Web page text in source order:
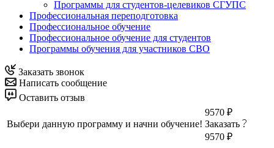
Программы для студентов-целевиков СГУПС
Профессиональная переподготовка
Профессиональное обучение
Профессиональное обучение для студентов
Программы обучения для участников СВО
Заказать звонок
Написать сообщение
Оставить отзыв
Выбери данную программу и начни обучение!
9570 ₽
Заказать
9570 ₽